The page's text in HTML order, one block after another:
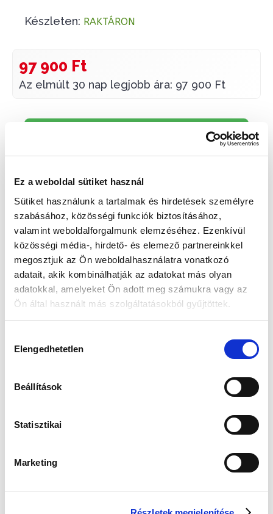
Ez a weboldal sütiket használ
Sütiket használunk a tartalmak és hirdetések személyre
szabásához, közösségi funkciók biztosításához,
valamint weboldalforgalmunk elemzéséhez. Ezenkívül
közösségi média-, hirdető- és elemező partnereinkkel
megosztjuk az Ön weboldalhasználatra vonatkozó
adatait, akik kombinálhatják az adatokat más olyan
adatokkal, amelyeket Ön adott meg számukra vagy az
Ön által használt más szolgáltatásokból gyűjtöttek.
kiválasztása
Elengedhetetlen
Beállítások
Statisztikai
Marketing
Készleten: RAKTÁRON
97 900 Ft
Az elmúlt 30 nap legjobb ára: 97 900 Ft
Gyors szállítás
1-2 munkanap
Garancia
Hivatalos forgalmazó
Biztonságos
Fizetés
🎁VÁLASSZ AJÁNDÉKOT MELLÉ!
Guess
Guess
Edelwolle 923
Értéke: 13 990 Ft